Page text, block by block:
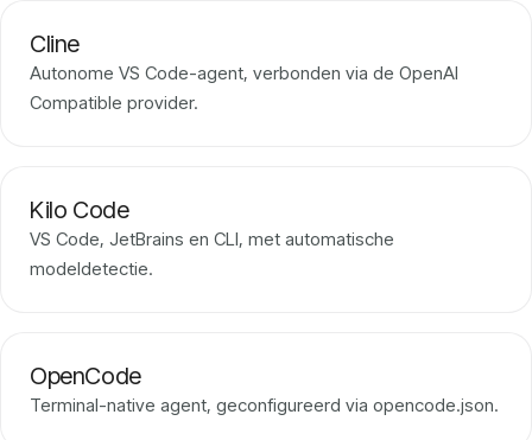
Cline
Autonome VS Code-agent, verbonden via de OpenAI
Compatible provider.
Kilo Code
VS Code, JetBrains en CLI, met automatische
modeldetectie.
OpenCode
Terminal-native agent, geconfigureerd via opencode.json.